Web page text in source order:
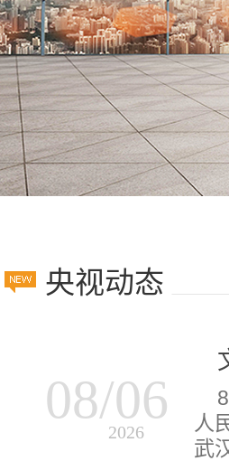
央视动态
08/06
2026
人
武